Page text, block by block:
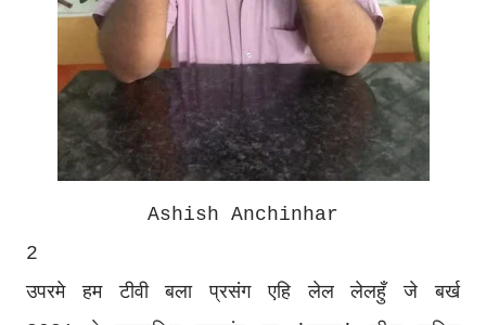
Ashish Anchinhar
2
उपरमे हम टीवी बला प्रसंग एहि लेल लेलहुँ जे बर्ख